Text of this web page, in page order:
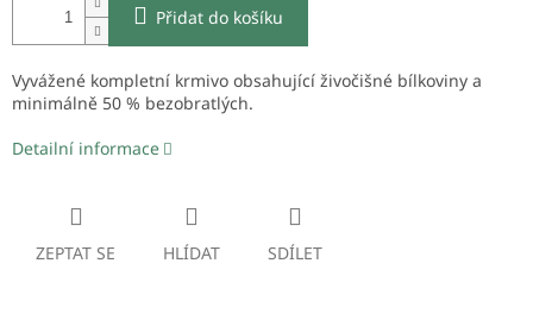
Přidat do košíku
Vyvážené kompletní krmivo obsahující živočišné bílkoviny a
minimálně 50 % bezobratlých.
Detailní informace
ZEPTAT SE HLÍDAT SDÍLET